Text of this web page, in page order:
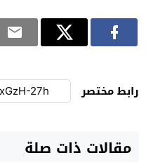
رابط مختصر
مقالات ذات صلة